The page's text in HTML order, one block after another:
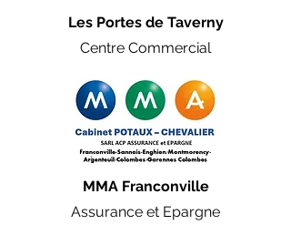
Les Portes de Taverny
Centre Commercial
MMA Franconville
Assurance et Epargne